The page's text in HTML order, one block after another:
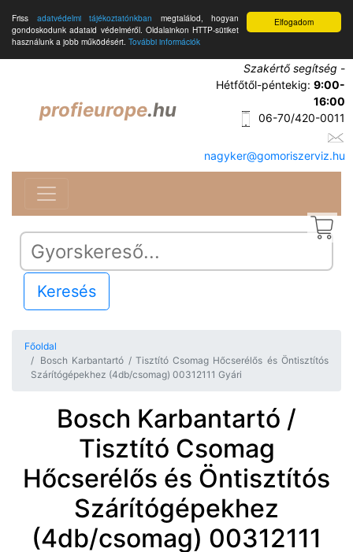
Elfogadom
Friss adatvédelmi tájékoztatónkban megtalálod, hogyan
gondoskodunk adataid védelméről. Oldalainkon HTTP-sütiket
használunk a jobb működésért. További információk
profieurope.hu
Szakértő segítség -
Hétfőtől-péntekig: 9:00-
16:00
06-70/420-0011
nagyker@gomoriszerviz.hu
Keresés
Főoldal
Bosch Karbantartó / Tisztító Csomag Hőcserélős és Öntisztítós
Szárítógépekhez (4db/csomag) 00312111 Gyári
Bosch Karbantartó /
Tisztító Csomag
Hőcserélős és Öntisztítós
Szárítógépekhez
(4db/csomag) 00312111